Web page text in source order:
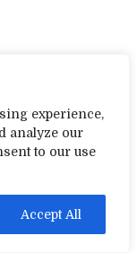
experience,
analyze our
to our use
Accept All